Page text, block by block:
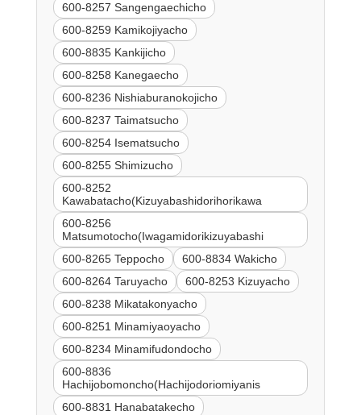
600-8257 Sangengaechicho
600-8259 Kamikojiyacho
600-8835 Kankijicho
600-8258 Kanegaecho
600-8236 Nishiaburanokojicho
600-8237 Taimatsucho
600-8254 Isematsucho
600-8255 Shimizucho
600-8252
Kawabatacho(Kizuyabashidorihorikawa
600-8256
Matsumotocho(Iwagamidorikizuyabashi
600-8265 Teppocho
600-8834 Wakicho
600-8264 Taruyacho
600-8253 Kizuyacho
600-8238 Mikatakonyacho
600-8251 Minamiyaoyacho
600-8234 Minamifudondocho
600-8836
Hachijobomoncho(Hachijodoriomiyanis
600-8831 Hanabatakecho